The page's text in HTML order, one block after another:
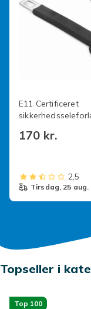
E11 Certificeret
170 kr.
2,5
tirsdag, 25 aug.
Topseller i
Top 100